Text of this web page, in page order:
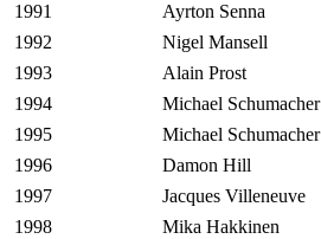
1991
Ayrton Senna
1992
Nigel Mansell
1993
Alain Prost
1994
Michael Schumacher
1995
Michael Schumacher
1996
Damon Hill
1997
Jacques Villeneuve
1998
Mika Hakkinen